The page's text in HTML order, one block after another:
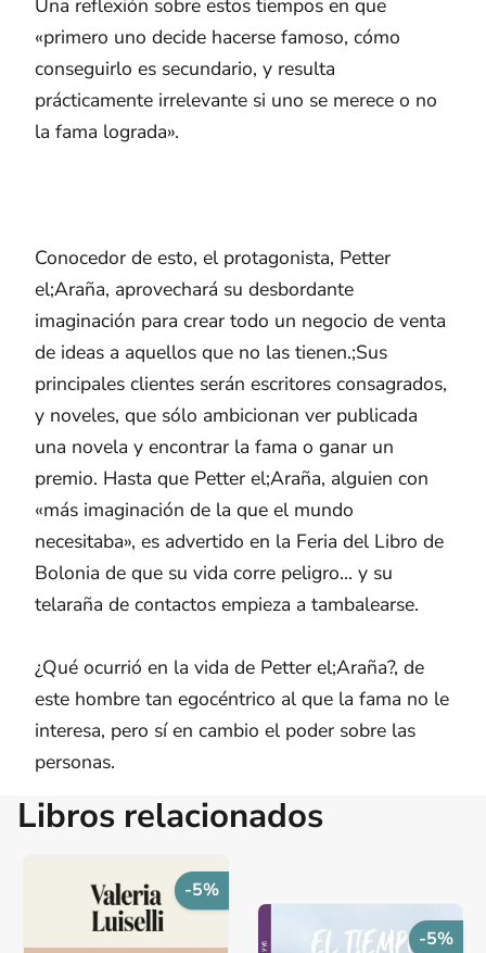
Una reflexión sobre estos tiempos en que
«primero uno decide hacerse famoso, cómo
conseguirlo es secundario, y resulta
prácticamente irrelevante si uno se merece o no
la fama lograda».
Conocedor de esto, el protagonista, Petter
el;Araña, aprovechará su desbordante
imaginación para crear todo un negocio de venta
de ideas a aquellos que no las tienen.;Sus
principales clientes serán escritores consagrados,
y noveles, que sólo ambicionan ver publicada
una novela y encontrar la fama o ganar un
premio. Hasta que Petter el;Araña, alguien con
«más imaginación de la que el mundo
necesitaba», es advertido en la Feria del Libro de
Bolonia de que su vida corre peligro... y su
telaraña de contactos empieza a tambalearse.
¿Qué ocurrió en la vida de Petter el;Araña?, de
este hombre tan egocéntrico al que la fama no le
interesa, pero sí en cambio el poder sobre las
personas.
Libros relacionados
-5%
-5%